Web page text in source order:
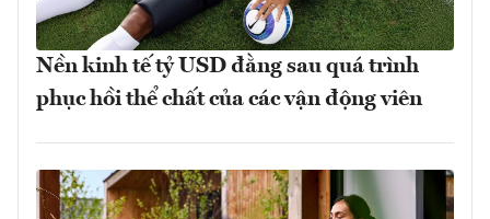
Nền kinh tế tỷ USD đằng sau quá trình
phục hồi thể chất của các vận động viên